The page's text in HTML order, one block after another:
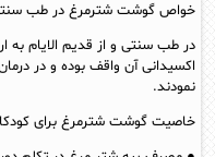
خواص گوشت شترمرغ در طب
در طب سنتی و از قدیم الایام
اکسیدانی آن واقف بوده و در
نمودند.
خاصیت گوشت شترمرغ برای